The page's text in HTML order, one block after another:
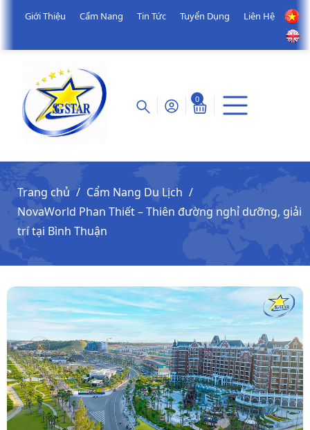
Giới Thiệu Cẩm Nang Tin Tức Tuyển Dụng Liên Hệ
0
Trang chủ
Cẩm Nang Du Lịch
NovaWorld Phan Thiết – Thiên đường nghỉ dưỡng, giải
trí tại Bình Thuận